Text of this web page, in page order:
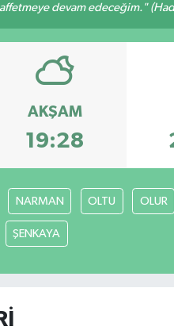
devam edeceğim."
AKŞAM
19:28
NARMAN OLTU OLUR
ŞENKAYA